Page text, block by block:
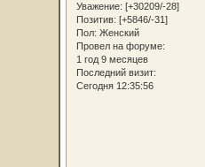
Уважение: [+30209/-28]
Позитив: [+5846/-31]
Пол: Женский
Провел на форуме:
1 год 9 месяцев
Последний визит:
Сегодня 12:35:56